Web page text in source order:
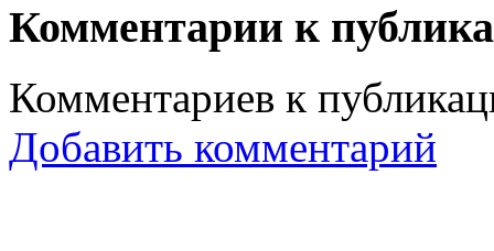
Комментарии к
Комментариев к
Добавить комментарий